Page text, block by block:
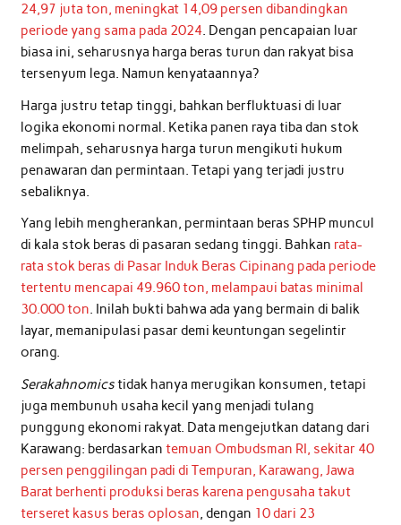
24,97 juta ton, meningkat 14,09 persen dibandingkan
periode yang sama pada 2024. Dengan pencapaian luar
biasa ini, seharusnya harga beras turun dan rakyat bisa
tersenyum lega. Namun kenyataannya?
Harga justru tetap tinggi, bahkan berfluktuasi di luar
logika ekonomi normal. Ketika panen raya tiba dan stok
melimpah, seharusnya harga turun mengikuti hukum
penawaran dan permintaan. Tetapi yang terjadi justru
sebaliknya.
Yang lebih mengherankan, permintaan beras SPHP muncul
di kala stok beras di pasaran sedang tinggi. Bahkan rata-
rata stok beras di Pasar Induk Beras Cipinang pada periode
tertentu mencapai 49.960 ton, melampaui batas minimal
30.000 ton. Inilah bukti bahwa ada yang bermain di balik
layar, memanipulasi pasar demi keuntungan segelintir
orang.
Serakahnomicstidak hanya merugikan konsumen, tetapi
juga membunuh usaha kecil yang menjadi tulang
punggung ekonomi rakyat. Data mengejutkan datang dari
Karawang: berdasarkan temuan Ombudsman RI, sekitar 40
persen penggilingan padi di Tempuran, Karawang, Jawa
Barat berhenti produksi beras karena pengusaha takut
terseret kasus beras oplosan , dengan 10 dari 23